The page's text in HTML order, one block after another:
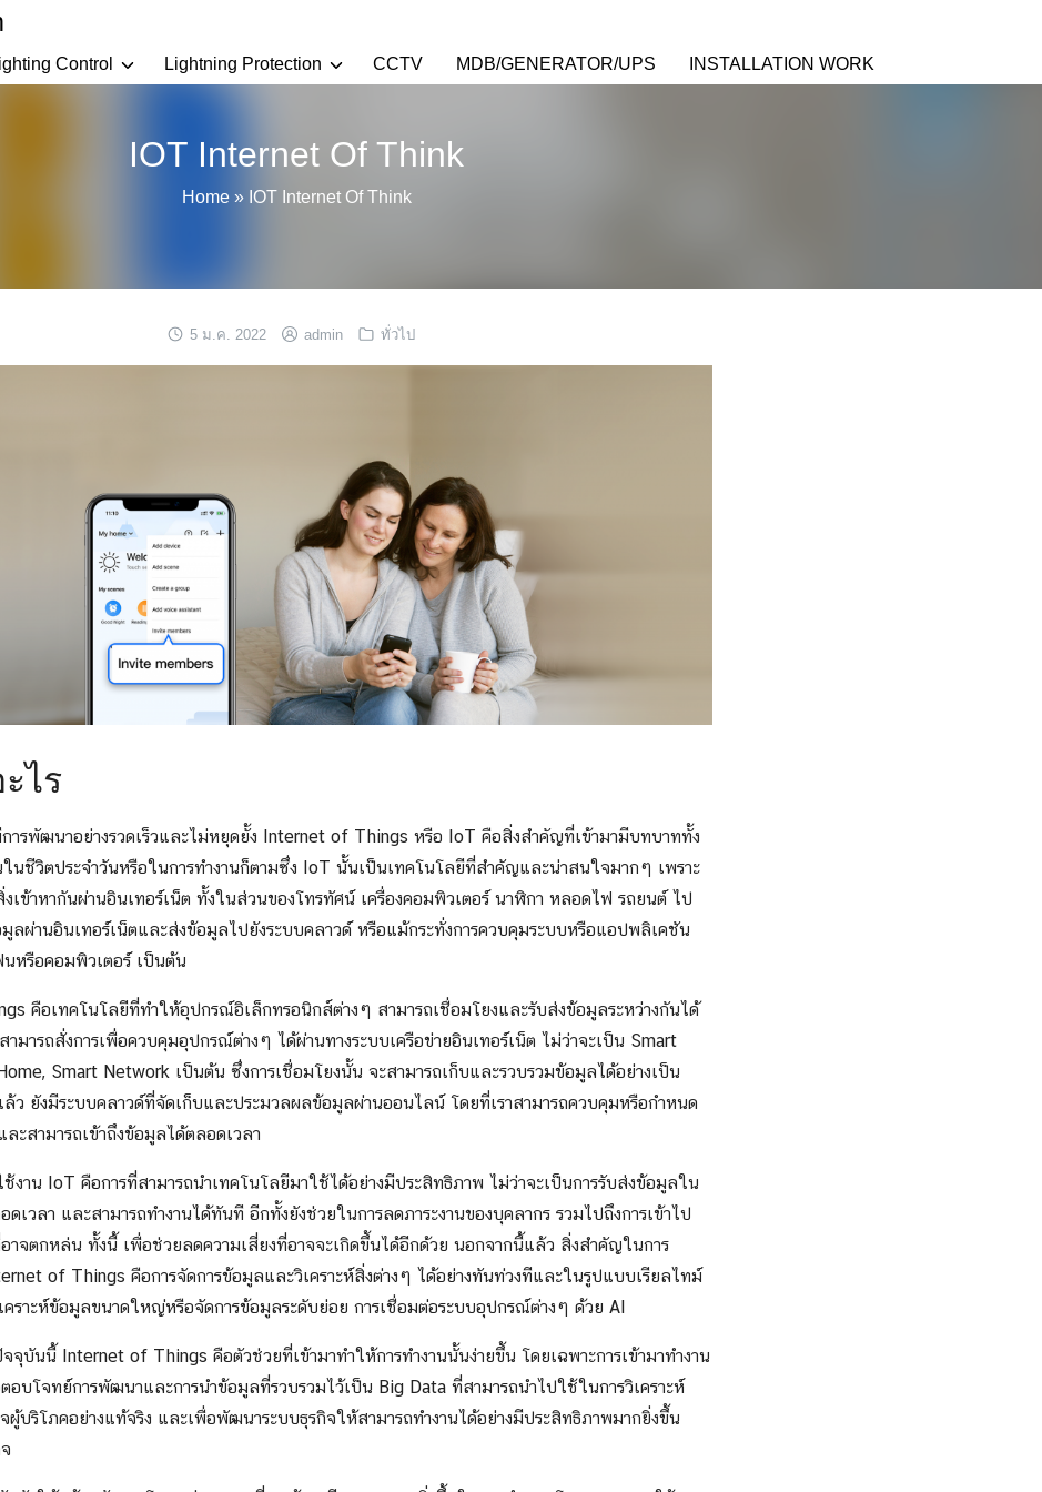
Control Lightning Protection CCTV MDB/GENERATOR/UPS INSTALLATION WORK
Search
for:
IOT Internet Of Think
Home» IOT Internet Of Think
5 ม.ค. 2022 admin ทั่วไป
ไร
รพัฒนาอย่างรวดเร็วและไม่หยุดยั้ง Internet of Things หรือ IoT คือสิ่งสำคัญที่เข้ามามีบทบาททั้ง
ในชีวิตประจำวันหรือในการทำงานก็ตามซึ่ง IoT นั้นเป็นเทคโนโลยีที่สำคัญและน่าสนใจมากๆ เพราะ
งเข้าหากันผ่านอินเทอร์เน็ต ทั้งในส่วนของโทรทัศน์ เครื่องคอมพิวเตอร์ นาฬิกา หลอดไฟ รถยนต์ ไป
ลผ่านอินเทอร์เน็ตและส่งข้อมูลไปยังระบบคลาวด์ หรือแม้กระทั่งการควบคุมระบบหรือแอปพลิเคชัน
หรือคอมพิวเตอร์ เป็นต้น
คือเทคโนโลยีที่ทำให้อุปกรณ์อิเล็กทรอนิกส์ต่างๆ สามารถเชื่อมโยงและรับส่งข้อมูลระหว่างกันได้
ามารถสั่งการเพื่อควบคุมอุปกรณ์ต่างๆ ได้ผ่านทางระบบเครือข่ายอินเทอร์เน็ต ไม่ว่าจะเป็น Smart
Smart Network เป็นต้น ซึ่งการเชื่อมโยงนั้น จะสามารถเก็บและรวบรวมข้อมูลได้อย่างเป็น
ว ยังมีระบบคลาวด์ที่จัดเก็บและประมวลผลข้อมูลผ่านออนไลน์ โดยที่เราสามารถควบคุมหรือกำหนด
ะสามารถเข้าถึงข้อมูลได้ตลอดเวลา
งาน IoT คือการที่สามารถนำเทคโนโลยีมาใช้ได้อย่างมีประสิทธิภาพ ไม่ว่าจะเป็นการรับส่งข้อมูลใน
เวลา และสามารถทำงานได้ทันที อีกทั้งยังช่วยในการลดภาระงานของบุคลากร รวมไปถึงการเข้าไป
าจตกหล่น ทั้งนี้ เพื่อช่วยลดความเสี่ยงที่อาจจะเกิดขึ้นได้อีกด้วย นอกจากนี้แล้ว สิ่งสำคัญในการ
of Things คือการจัดการข้อมูลและวิเคราะห์สิ่งต่างๆ ได้อย่างทันท่วงทีและในรูปแบบเรียลไทม์
คราะห์ข้อมูลขนาดใหญ่หรือจัดการข้อมูลระดับย่อย การเชื่อมต่อระบบอุปกรณ์ต่างๆ ด้วย AI
จุบันนี้ Internet of Things คือตัวช่วยที่เข้ามาทำให้การทำงานนั้นง่ายขึ้น โดยเฉพาะการเข้ามาทำงาน
อบโจทย์การพัฒนาและการนำข้อมูลที่รวบรวมไว้เป็น Big Data ที่สามารถนำไปใช้ในการวิเคราะห์
ผู้บริโภคอย่างแท้จริง และเพื่อพัฒนาระบบธุรกิจให้สามารถทำงานได้อย่างมีประสิทธิภาพมากยิ่งขึ้น